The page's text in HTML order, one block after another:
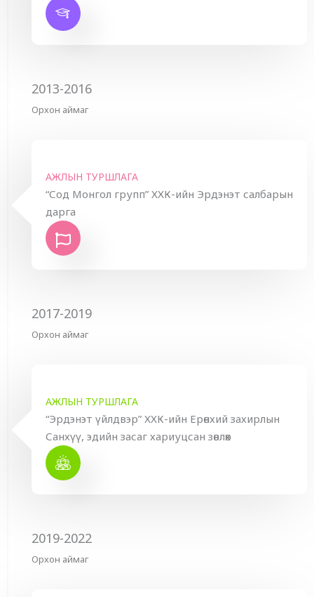
АЖЛЫН ТУРШЛАГА
“Сод Монгол групп” ХХК-ийн Эрдэнэт салбарын
дарга
2013-2016
Орхон аймаг
АЖЛЫН ТУРШЛАГА
“Эрдэнэт үйлдвэр” ХХК-ийн Ерөнхий захирлын
Санхүү, эдийн засаг хариуцсан зөвлөх
2017-2019
Орхон аймаг
2019-2022
Орхон аймаг